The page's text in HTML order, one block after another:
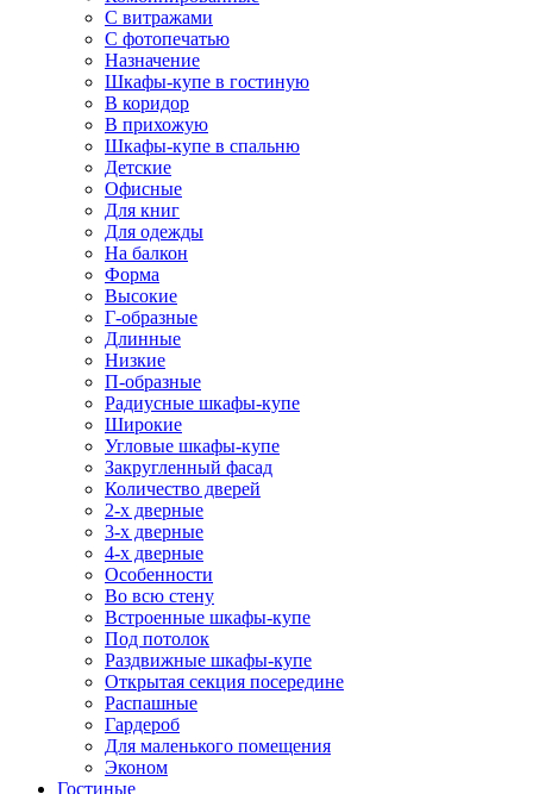
С витражами
С фотопечатью
Назначение
Шкафы-купе в гостиную
В коридор
В прихожую
Шкафы-купе в спальню
Детские
Офисные
Для книг
Для одежды
На балкон
Форма
Высокие
Г-образные
Длинные
Низкие
П-образные
Радиусные шкафы-купе
Широкие
Угловые шкафы-купе
Закругленный фасад
Количество дверей
2-х дверные
3-х дверные
4-х дверные
Особенности
Во всю стену
Встроенные шкафы-купе
Под потолок
Раздвижные шкафы-купе
Открытая секция посередине
Распашные
Гардероб
Для маленького помещения
Эконом
Гостиные